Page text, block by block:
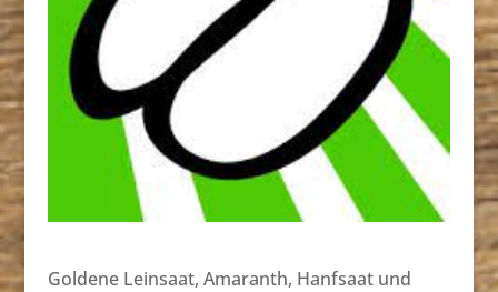
Goldene Leinsaat, Amaranth, Hanfsaat und